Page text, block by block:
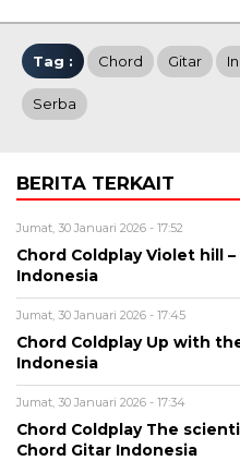
Tag : Chord Gitar
Serba
BERITA TERKAIT
Jumat, 30 Januari 2026 - 17:52
Chord Coldplay Violet hill
Indonesia
Jumat, 30 Januari 2026 - 17:45
Chord Coldplay Up with
Indonesia
Jumat, 30 Januari 2026 - 17:34
Chord Coldplay The
Chord Gitar Indonesia